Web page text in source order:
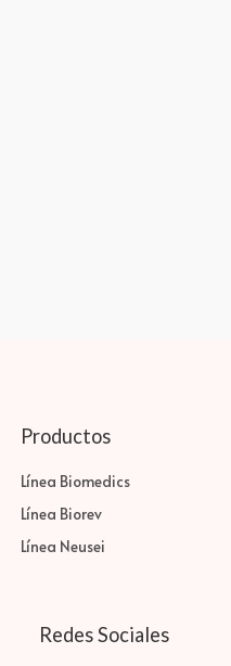
Productos
Línea Biomedics
Línea Biorev
Línea Neusei
Redes Sociales